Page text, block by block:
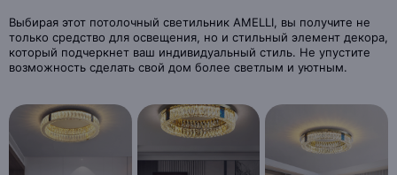
Выбирая этот потолочный светильник AMELLI, вы получите не
только средство для освещения, но и стильный элемент декора,
который подчеркнет ваш индивидуальный стиль. Не упустите
возможность сделать свой дом более светлым и уютным.